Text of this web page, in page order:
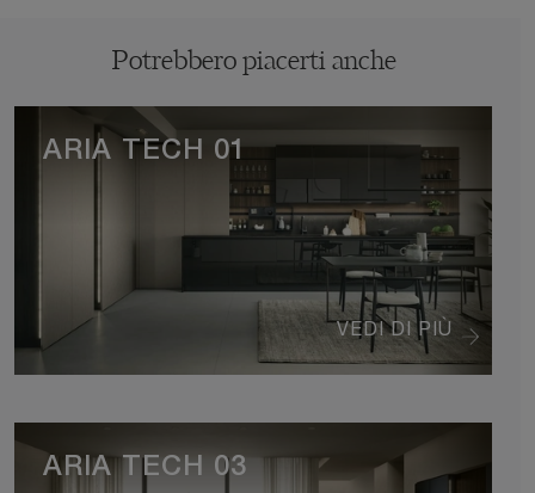
Potrebbero piacerti anche
VEDI DI PIÙ
ARIA TECH 01
ARIA TECH 03